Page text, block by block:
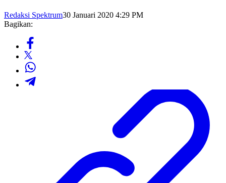
Redaksi Spektrum30 Januari 2020 4:29 PM
Bagikan: